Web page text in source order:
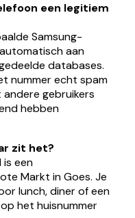
een legitiem
Samsung-
aan
databases.
nummer echt spam
gebruikers
hebben
zit het?
is een
Markt in Goes. Je
lunch, diner of een
het huisnummer